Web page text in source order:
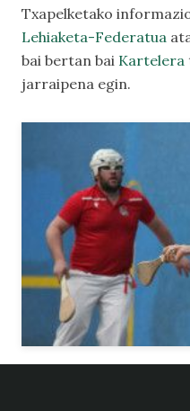
Txapelketako
Lehiaketa-Federatua
bai bertan bai Kartelera
jarraipena egin.